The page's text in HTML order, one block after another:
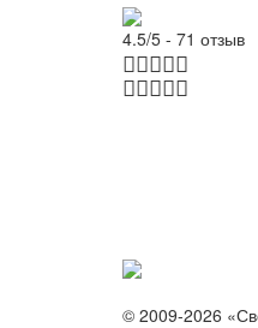
4.5/5 - 71 отзыв
© 2009-2026